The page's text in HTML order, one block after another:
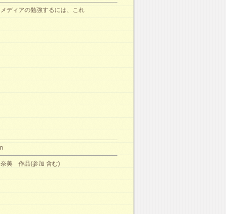
ディアの勉強するには、これ
奈美 作品(参加 含む)